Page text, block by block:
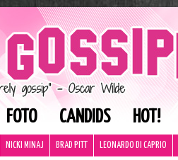
FOTO CANDIDS HOT!
NICKI MINAJ BRAD PITT LEONARDO DI CAPRIO